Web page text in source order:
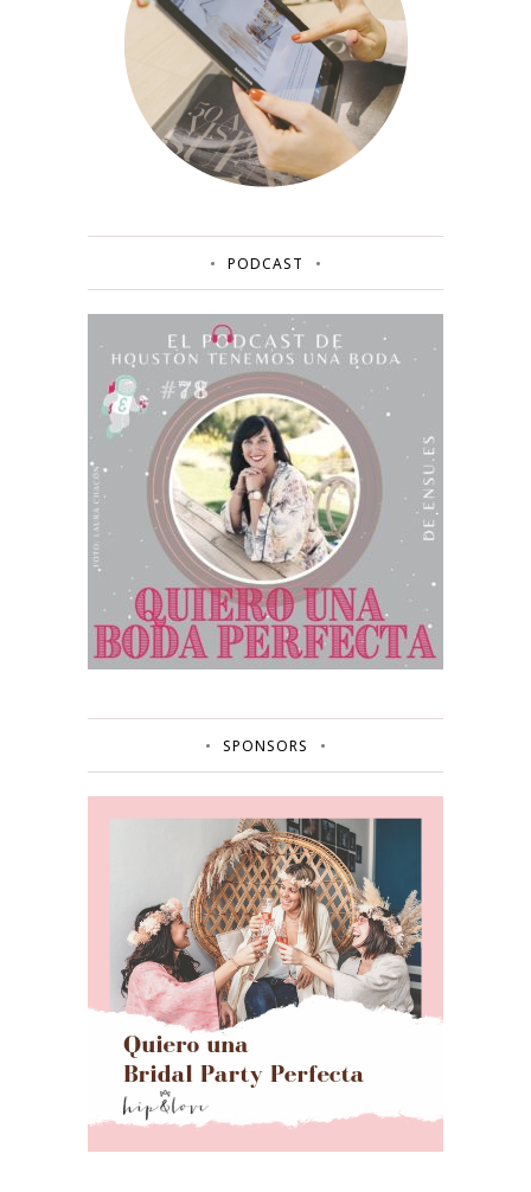
PODCAST
SPONSORS